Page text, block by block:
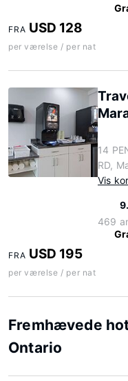
FRA USD 128
per værelse / per nat
14
RD,
Vis
469
FRA USD 195
per værelse / per nat
Fremhævede
Ontario